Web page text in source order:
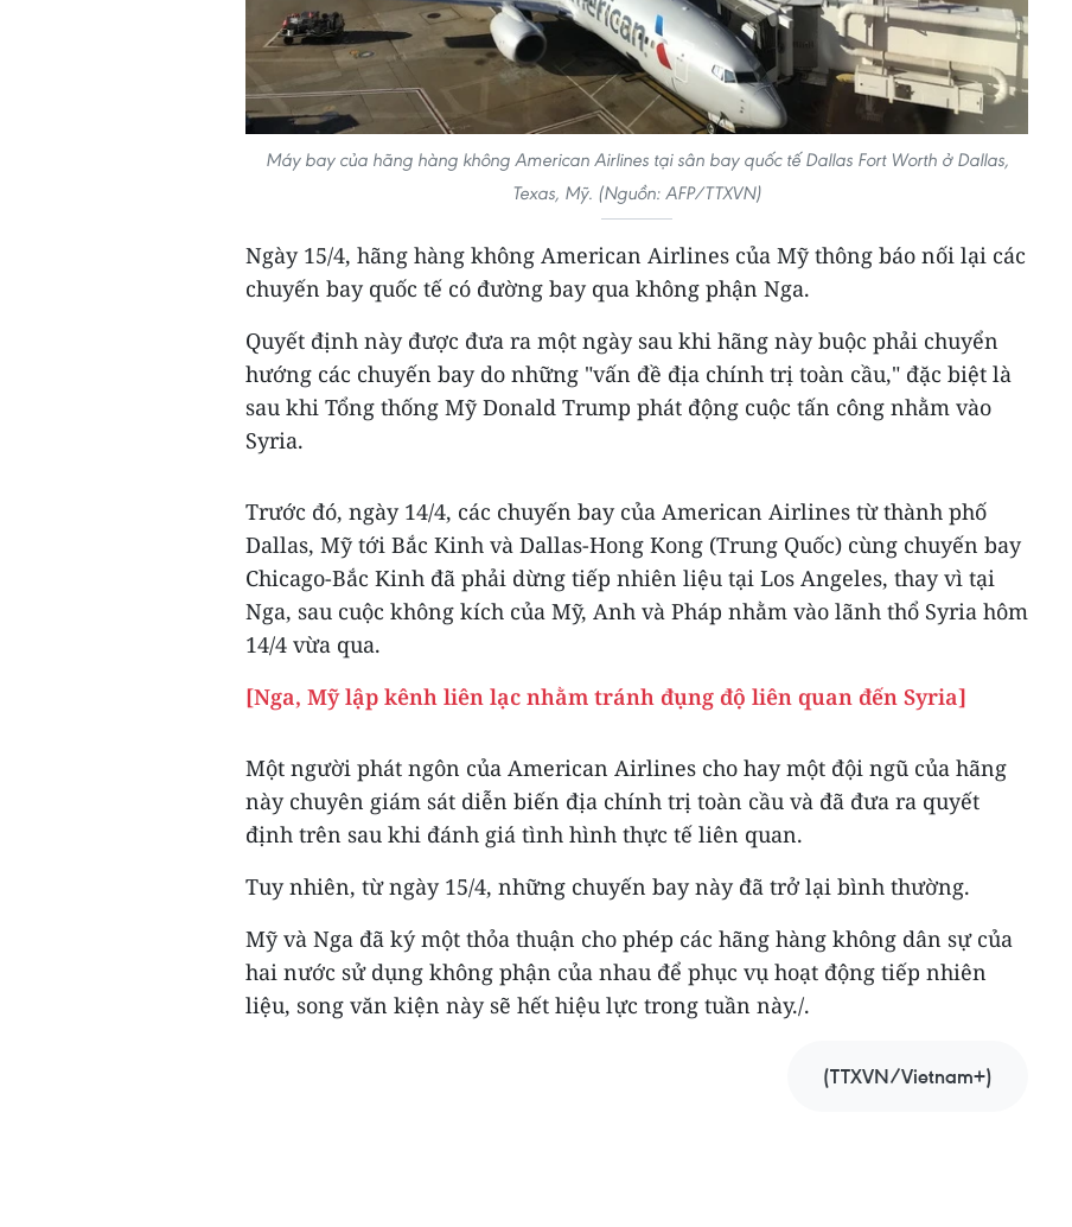
Máy bay của hãng hàng không American Airlines tại sân bay quốc tế Dallas Fort Worth ở Dallas,
Texas, Mỹ. (Nguồn: AFP/TTXVN)
Ngày 15/4, hãng hàng không American Airlines của Mỹ thông báo nối lại các
chuyến bay quốc tế có đường bay qua không phận Nga.
Quyết định này được đưa ra một ngày sau khi hãng này buộc phải chuyển
hướng các chuyến bay do những "vấn đề địa chính trị toàn cầu," đặc biệt là
sau khi Tổng thống Mỹ Donald Trump phát động cuộc tấn công nhằm vào
Syria.
Trước đó, ngày 14/4, các chuyến bay của American Airlines từ thành phố
Dallas, Mỹ tới Bắc Kinh và Dallas-Hong Kong (Trung Quốc) cùng chuyến bay
Chicago-Bắc Kinh đã phải dừng tiếp nhiên liệu tại Los Angeles, thay vì tại
Nga, sau cuộc không kích của Mỹ, Anh và Pháp nhằm vào lãnh thổ Syria hôm
14/4 vừa qua.
[Nga, Mỹ lập kênh liên lạc nhằm tránh đụng độ liên quan đến Syria]
Một người phát ngôn của American Airlines cho hay một đội ngũ của hãng
này chuyên giám sát diễn biến địa chính trị toàn cầu và đã đưa ra quyết
định trên sau khi đánh giá tình hình thực tế liên quan.
Tuy nhiên, từ ngày 15/4, những chuyến bay này đã trở lại bình thường.
Mỹ và Nga đã ký một thỏa thuận cho phép các hãng hàng không dân sự của
hai nước sử dụng không phận của nhau để phục vụ hoạt động tiếp nhiên
liệu, song văn kiện này sẽ hết hiệu lực trong tuần này./.
(TTXVN/Vietnam+)